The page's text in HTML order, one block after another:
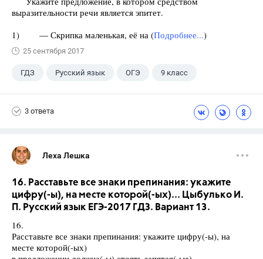
выразительности речи является эпитет.
1) — Скрипка маленькая, её на (Подробнее...)
25 сентября 2017
ГДЗ Русский язык ОГЭ 9 класс
3 ответа
Леха Лешка
16. Расставьте все знаки препинания: укажите
цифру(-ы), на месте которой(-ых)... Цыбулько И.
П. Русский язык ЕГЭ-2017 ГДЗ. Вариант 13.
16.
Расставьте все знаки препинания: укажите цифру(-ы), на
месте которой(-ых)